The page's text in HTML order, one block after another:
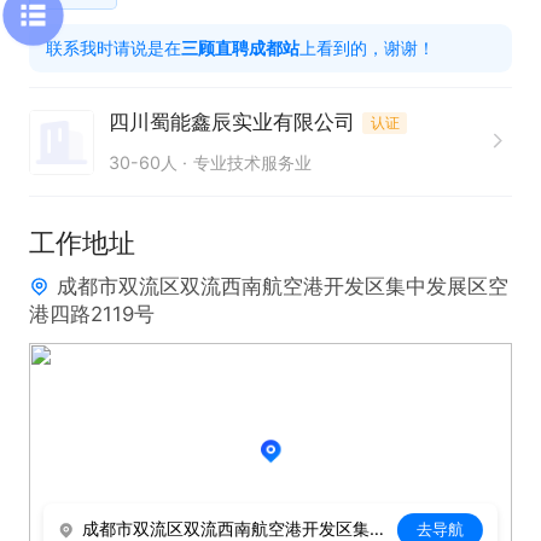
联系我时请说是在三顾直聘成都站上看到的，谢谢！
四川蜀能鑫辰实业有限公司 认证
30-60人 专业技术服务业
工作地址
成都市双流区双流西南航空港开发区集中发展区空
港四路2119号
成都市双流区双流西南航空港开发区集中发展区空港四路2119号 去导航